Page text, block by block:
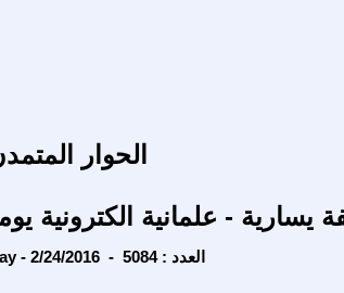
الحوار
يسارية - علمانية الكترونية
Wednesday - 2/24/2016 - العدد : 5084